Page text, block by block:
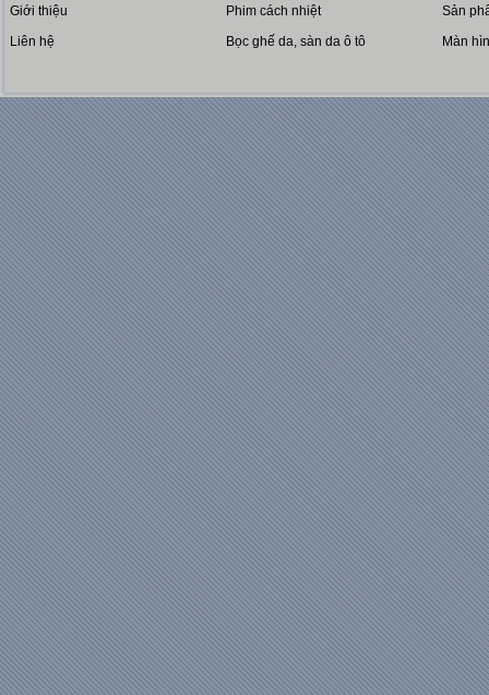
Giới thiệu
Liên hệ
Phim cách nhiệt
Bọc ghế da, sàn da ô tô
Sản
Màn